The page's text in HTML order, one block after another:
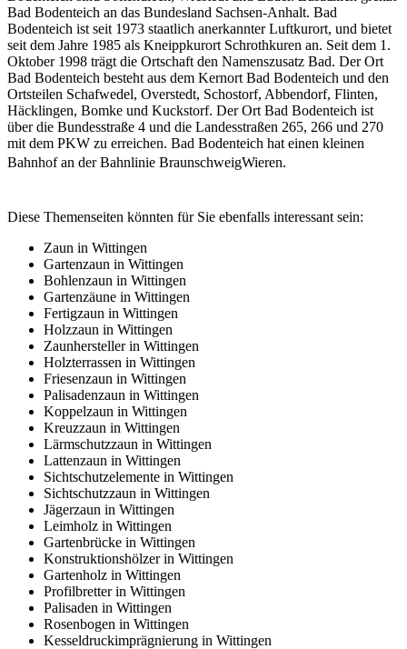
Bad Bodenteich an das Bundesland Sachsen-Anhalt. Bad
Bodenteich ist seit 1973 staatlich anerkannter Luftkurort, und bietet
seit dem Jahre 1985 als Kneippkurort Schrothkuren an. Seit dem 1.
Oktober 1998 trägt die Ortschaft den Namenszusatz Bad. Der Ort
Bad Bodenteich besteht aus dem Kernort Bad Bodenteich und den
Ortsteilen Schafwedel, Overstedt, Schostorf, Abbendorf, Flinten,
Häcklingen, Bomke und Kuckstorf. Der Ort Bad Bodenteich ist
über die Bundesstraße 4 und die Landesstraßen 265, 266 und 270
mit dem PKW zu erreichen. Bad Bodenteich hat einen kleinen
Bahnhof an der Bahnlinie BraunschweigWieren.
Diese Themenseiten könnten für Sie ebenfalls interessant sein:
Zaun in Wittingen
Gartenzaun in Wittingen
Bohlenzaun in Wittingen
Gartenzäune in Wittingen
Fertigzaun in Wittingen
Holzzaun in Wittingen
Zaunhersteller in Wittingen
Holzterrassen in Wittingen
Friesenzaun in Wittingen
Palisadenzaun in Wittingen
Koppelzaun in Wittingen
Kreuzzaun in Wittingen
Lärmschutzzaun in Wittingen
Lattenzaun in Wittingen
Sichtschutzelemente in Wittingen
Sichtschutzzaun in Wittingen
Jägerzaun in Wittingen
Leimholz in Wittingen
Gartenbrücke in Wittingen
Konstruktionshölzer in Wittingen
Gartenholz in Wittingen
Profilbretter in Wittingen
Palisaden in Wittingen
Rosenbogen in Wittingen
Kesseldruckimprägnierung in Wittingen